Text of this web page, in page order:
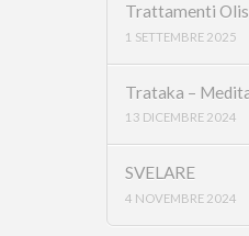
Trattamenti
1 SETTEMBRE 2025
Trataka –
13 DICEMBRE 2024
SVELARE
4 NOVEMBRE 2024